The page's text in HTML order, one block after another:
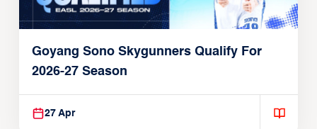
Goyang Sono Skygunners Qualify For
2026-27 Season
27 Apr